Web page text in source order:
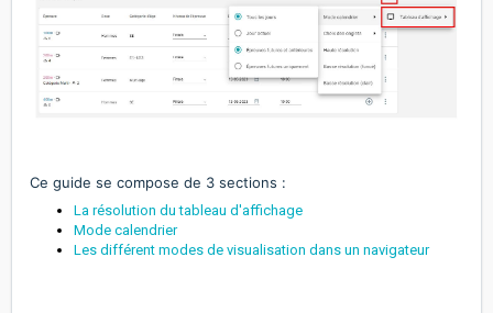
Ce guide se compose de 3 sections :
La résolution du tableau d'affichage
Mode calendrier
Les différent modes de visualisation dans un navigateur